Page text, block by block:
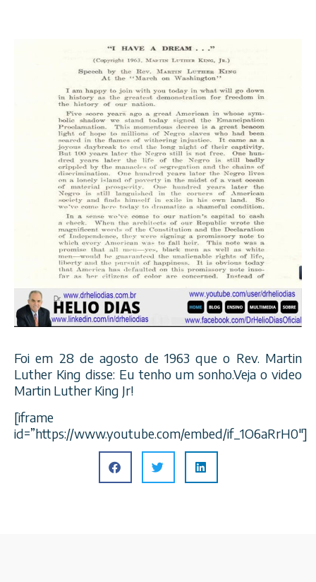
Foi em 28 de agosto de 1963 que o Rev. Martin
Luther King disse: Eu tenho um sonho.Veja o video
Martin Luther King Jr!
[iframe
id=”https://www.youtube.com/embed/if_1O6aRrH0″]